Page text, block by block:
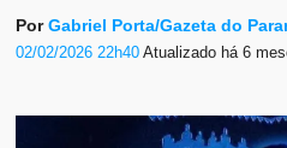
PorGabriel Porta/Gazeta do
02/02/2026 22h40Atualizado há 6